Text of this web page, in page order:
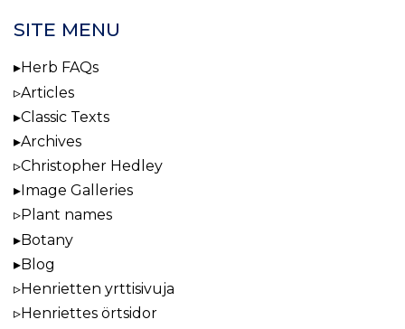
SITE MENU
Herb FAQs
Articles
Classic Texts
Archives
Christopher Hedley
Image Galleries
Plant names
Botany
Blog
Henrietten yrttisivuja
Henriettes örtsidor